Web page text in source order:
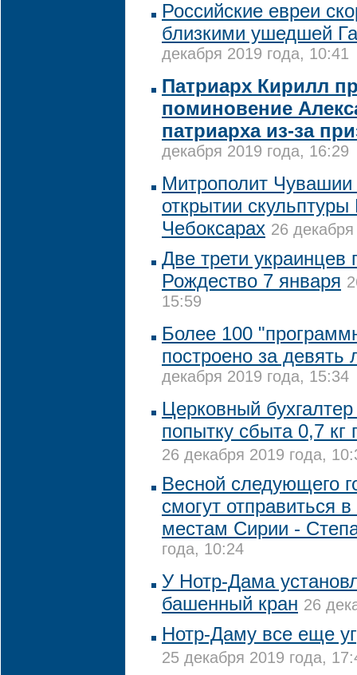
Российские евреи
близкими ушедшей
декабря 2019 года, 10:41
Патриарх Кирилл
поминовение
патриарха из-за
декабря 2019 года, 16:29
Митрополит Чувашии
открытии
Чебоксарах 26
Две трети украинцев
Рождество 7 января
15:59
Более 100
построено за девять
декабря 2019 года, 15:34
Церковный
попытку сбыта 0,7 кг
26 декабря 2019 года,
Весной следующего
смогут отправиться
местам Сирии -
года, 10:24
У Нотр-Дама
башенный кран 26
Нотр-Даму все еще
25 декабря 2019 года,